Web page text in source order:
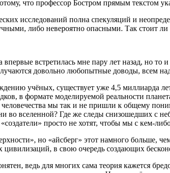
что профессор Бостром прямым текстом
исследований полна спекуляций и
либо невероятно опасными. Так стоит ли
встретилась мне пару лет назад, но
довольно любопытные доводы, всем
учёных, существует уже 4,5 миллиарда
в формате моделируемой реальности
мы так и не пришли к общему
во вселенной? Где же следы снизошедших с
просто не хотят, чтобы мы с кем-
но «айсберг» этот намного больше,
в свою очередь создающих
ведь для многих сама теория кажется